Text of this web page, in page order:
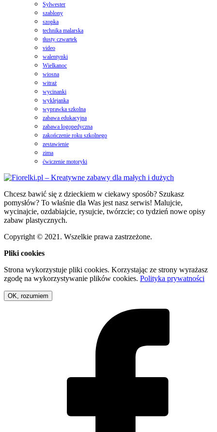
Sylwester
szablony
szopka
technika malarska
tłusty czwartek
video
walentynki
Wielkanoc
wiosna
witraż
wycinanki
wyklejanka
wyprawka szkolna
zabawa edukacyjna
zabawa logopedyczna
zakończenie roku szkolnego
zestawienie
zima
ćwiczenie motoryki
Chcesz bawić się z dzieckiem w ciekawy sposób? Szukasz
pomysłów? To właśnie dla Was jest nasz serwis! Malujcie,
wycinajcie, ozdabiajcie, rysujcie, twórzcie; co tydzień nowe opisy
zabaw plastycznych.
Copyright © 2021. Wszelkie prawa zastrzeżone.
Pliki cookies
Strona wykorzystuje pliki cookies. Korzystając ze strony wyrażasz
zgodę na wykorzystywanie plików cookies. Polityka prywatności
OK, rozumiem